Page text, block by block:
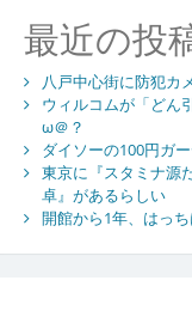
最近の投
八戸中心街に防犯カ
ウィルコムが「どん
ω＠？
ダイソーの100円ガ
東京に『スタミナ源
卓』があるらしい
開館から1年、はっ